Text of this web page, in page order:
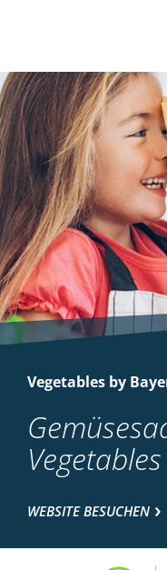
Vegetables by
WEBSITE BESUCHEN